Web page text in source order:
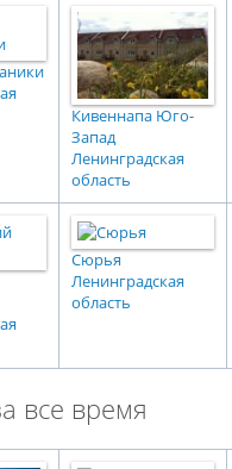
Кивеннапа Юго-
Запад
Ленинградская
область
Сюрья
Ленинградская
область
все время